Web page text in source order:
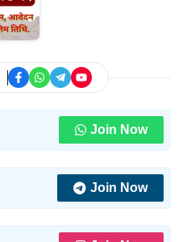
Join Now
Join Now